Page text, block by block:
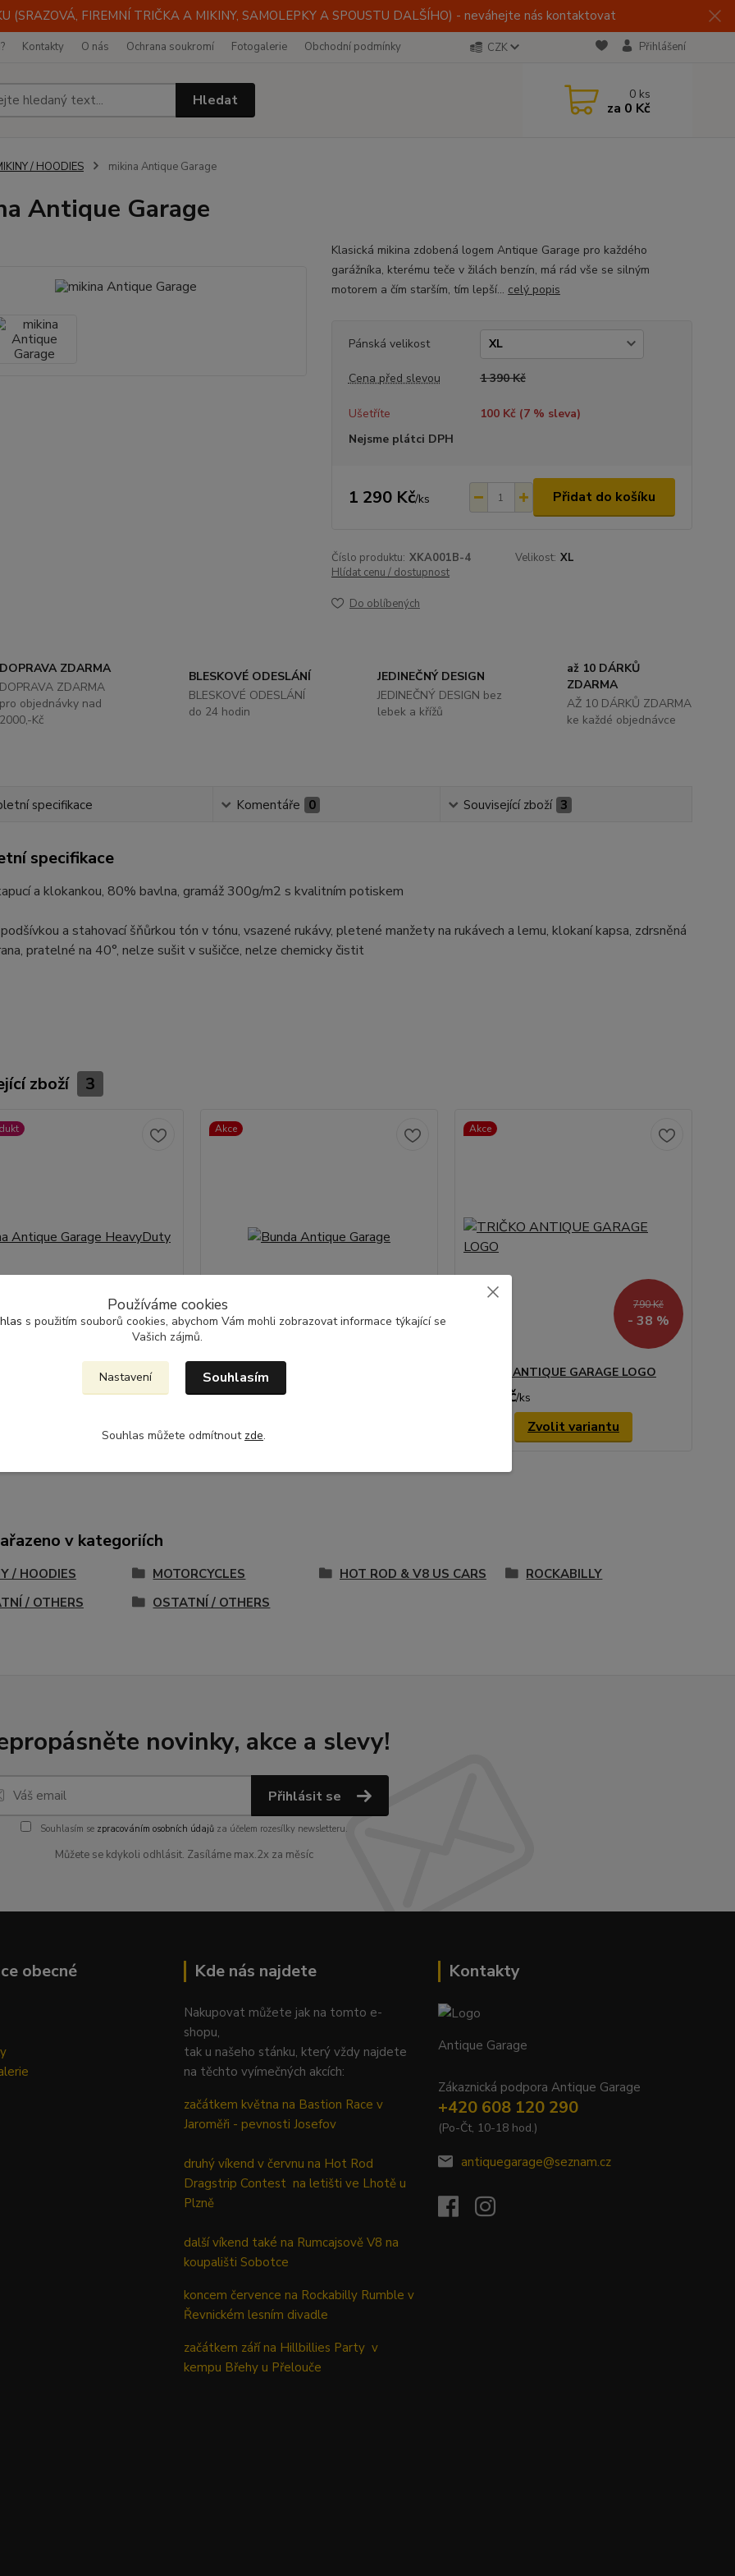
(SRAZOVÁ, FIREMNÍ TRIČKA A MIKINY, SAMOLEPKY A SPOUSTU DALŠÍHO) - neváhejte nás kontaktovat
Kontakty O nás Ochrana soukromí Fotogalerie Obchodní podmínky CZK Přihlášení
Hledat 0 ks
za 0 Kč
/ HOODIES mikina Antique Garage
Antique Garage
Klasická mikina zdobená logem Antique Garage pro každého
garážníka, kterému teče v žilách benzín, má rád vše se silným
motorem a čím starším, tím lepší... celý popis
Pánská velikost
Cena před slevou 1 390 Kč
Ušetříte 100 Kč (7% sleva)
Nejsme plátci DPH
1 290 Kč/ks Přidat do košíku
Číslo produktu: XKA001B-4 Velikost: XL
Hlídat cenu / dostupnost
Do oblíbených
DOPRAVA ZDARMA
DOPRAVA ZDARMA
pro objednávky nad
2000,-Kč
BLESKOVÉ ODESLÁNÍ
BLESKOVÉ ODESLÁNÍ
do 24 hodin
JEDINEČNÝ DESIGN
JEDINEČNÝ DESIGN bez
lebek a křížů
až 10 DÁRKŮ
ZDARMA
AŽ 10 DÁRKŮ ZDARMA
ke každé objednávce
specifikace Komentáře 0 Související zboží 3
specifikace
a klokankou, 80% bavlna, gramáž 300g/m2 s kvalitním potiskem
a stahovací šňůrkou tón v tónu, vsazené rukávy, pletené manžety na rukávech a lemu, klokaní kapsa, zdrsněná
pratelné na 40°, nelze sušit v sušičce, nelze chemicky čistit
zboží 3
2 290 Kč
- 13 %
Garage HeavyDuty
Zvolit variantu
Akce
- 13 %
Bunda Antique Garage
1 990 Kč/ks
Akce
790 Kč
- 38 %
TRIČKO ANTIQUE GARAGE LOGO
490 Kč/ks
Zvolit variantu
v kategoriích
/ HOODIES MOTORCYCLES HOT ROD & V8 US CARS
ROCKABILLY
/ OTHERS
OSTATNÍ / OTHERS
novinky, akce a slevy!
Přihlásit se
Souhlasím se zpracováním osobních údajůza účelem rozesílky newsletteru.
Můžete se kdykoli odhlásit. Zasíláme max.2x za měsíc
obecné Kde nás najdete
Nakupovat můžete jak na tomto e-
shopu,
tak u našeho stánku, který vždy najdete
na těchto vyímečných akcích:
začátkem května na Bastion Race v
Jaroměři - pevnosti Josefov
druhý víkend v červnu na Hot Rod
Dragstrip Contest na letišti ve Lhotě u
Plzně
další víkend také na Rumcajsově V8 na
koupališti Sobotce
koncem července na Rockabilly Rumble v
Řevnickém lesním divadle
začátkem září na Hillbillies Party v
kempu Břehy u Přelouče
Kontakty
Antique Garage
Zákaznická podpora Antique Garage
+420 608 120 290
(Po-Čt, 10-18 hod.)
antiquegarage@seznam.cz
Používáme cookies
s použitím souborů cookies, abychom Vám mohli zobrazovat informace týkající se
Vašich zájmů.
Nastavení Souhlasím
Souhlas můžete odmítnout zde.